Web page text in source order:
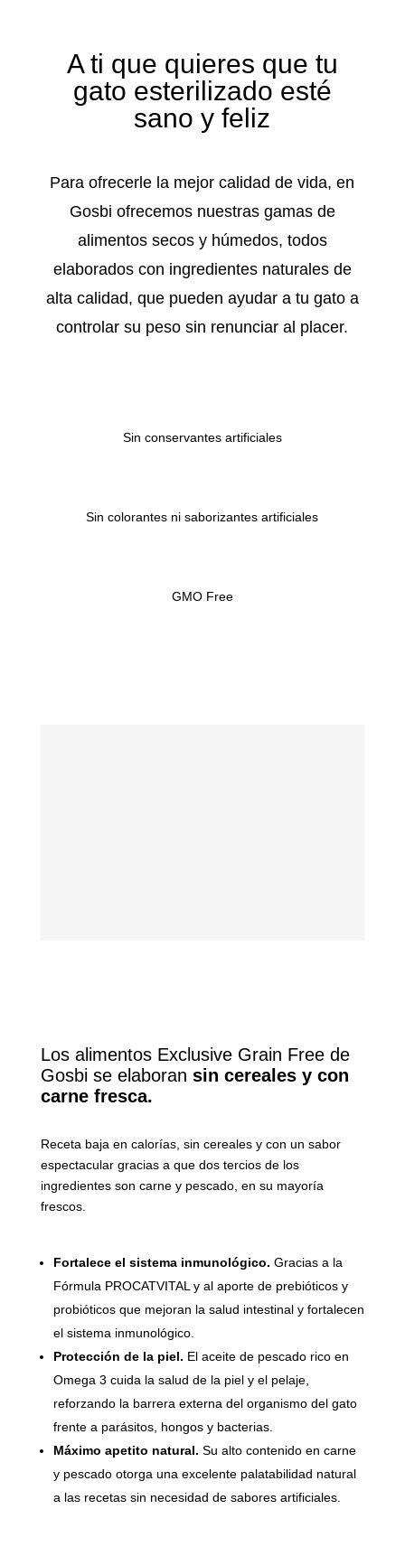
A ti que quieres que tu
gato esterilizado esté
sano y feliz
Para ofrecerle la mejor calidad de vida, en
Gosbi ofrecemos nuestras gamas de
alimentos secos y húmedos, todos
elaborados con ingredientes naturales de
alta calidad, que pueden ayudar a tu gato a
controlar su peso sin renunciar al placer.
Sin conservantes artificiales
Sin colorantes ni saborizantes artificiales
GMO Free
Los alimentos Exclusive Grain Free de
Gosbi se elaboran sin cereales y con
carne fresca.
Receta baja en calorías, sin cereales y con un sabor
espectacular gracias a que dos tercios de los
ingredientes son carne y pescado, en su mayoría
frescos.
Fortalece el sistema inmunológico. Gracias a la
Fórmula PROCATVITAL y al aporte de prebióticos y
probióticos que mejoran la salud intestinal y fortalecen
el sistema inmunológico.
Protección de la piel. El aceite de pescado rico en
Omega 3 cuida la salud de la piel y el pelaje,
reforzando la barrera externa del organismo del gato
frente a parásitos, hongos y bacterias.
Máximo apetito natural. Su alto contenido en carne
y pescado otorga una excelente palatabilidad natural
a las recetas sin necesidad de sabores artificiales.